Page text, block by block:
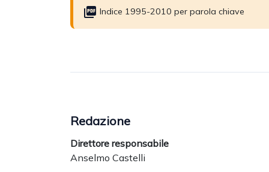
Indice 1995-2010 per parola chiave
Redazione
Direttore responsabile
Anselmo Castelli